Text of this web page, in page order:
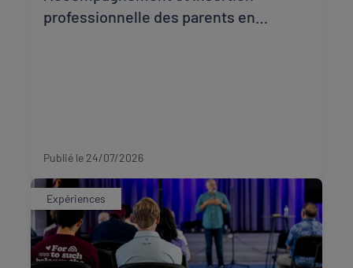
professionnelle des parents en
Publié le 24/07/2026
Expériences